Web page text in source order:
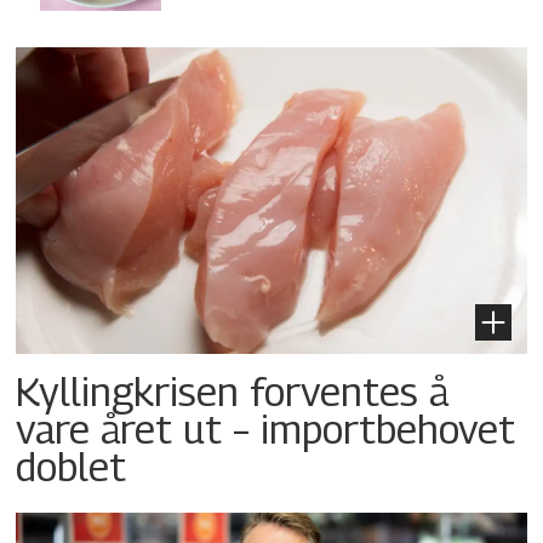
Kyllingkrisen forventes å
vare året ut – importbehovet
doblet